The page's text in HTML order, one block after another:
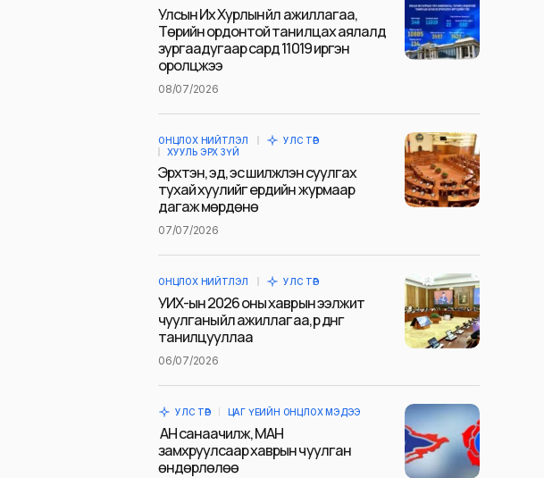
Улсын Их Хурлын үйл ажиллагаа,
Төрийн ордонтой танилцах аялалд
зургаадугаар сард 11019 иргэн
оролцжээ
08/07/2026
ОНЦЛОХ НИЙТЛЭЛ
УЛС ТӨР
ХУУЛЬ ЭРХ ЗҮЙ
Эрхтэн, эд, эс шилжүүлэн суулгах
тухай хуулийг ердийн журмаар
дагаж мөрдөнө
07/07/2026
ОНЦЛОХ НИЙТЛЭЛ УЛС ТӨР
УИХ-ын 2026 оны хаврын ээлжит
чуулганы үйл ажиллагаа, үр дүнг
танилцууллаа
06/07/2026
УЛС ТӨР ЦАГ ҮЕИЙН ОНЦЛОХ МЭДЭЭ
АН санаачилж, МАН
замхруулсаар хаврын чуулган
өндөрлөлөө